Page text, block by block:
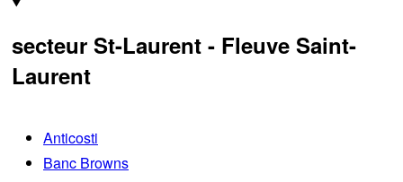
secteur St-Laurent - Fleuve Saint-
Laurent
Anticosti
Banc Browns